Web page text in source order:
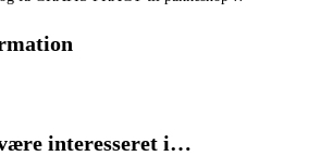
interesseret i…